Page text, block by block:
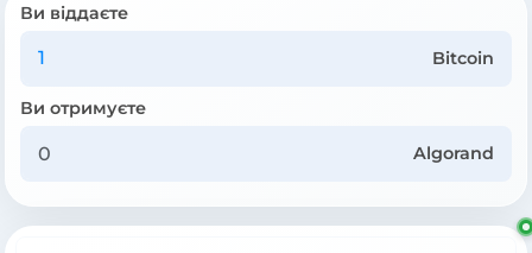
Ви віддаєте
Bitcoin
Ви отримуєте
Algorand